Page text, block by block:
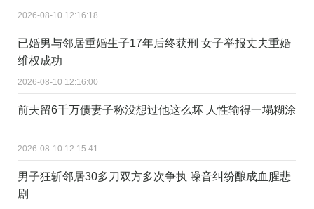
2026-08-10 12:16:18
已婚男与邻居重婚生子17年后终获刑 女子举报丈夫重婚
维权成功
2026-08-10 12:16:00
前夫留6千万债妻子称没想过他这么坏 人性输得一塌糊涂
2026-08-10 12:15:41
男子狂斩邻居30多刀双方多次争执 噪音纠纷酿成血腥悲
剧